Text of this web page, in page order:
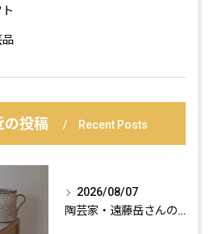
品
の投稿 Recent Posts
2026/08/07
陶芸家・遠藤岳さんの作品が届きました。